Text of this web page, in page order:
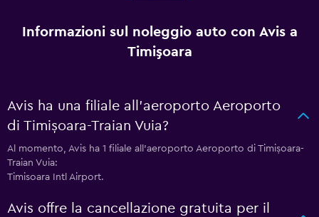
Informazioni sul noleggio auto con Avis a
Timişoara
Avis ha una filiale all'aeroporto Aeroporto
di Timișoara-Traian Vuia?
Al momento, Avis ha 1 filiale all'aeroporto Aeroporto di Timișoara-
Traian Vuia:
Timisoara Intl Airport.
Avis offre la cancellazione gratuita per il